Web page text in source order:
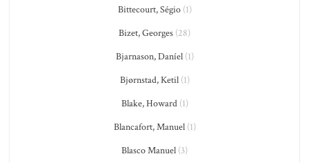
Bittecourt, Ségio(1)
Bizet, Georges (28)
Bjarnason, Daníel(1)
Bjørnstad, Ketil(1)
Blake, Howard(1)
Blancafort, Manuel(1)
Blasco Manuel (3)